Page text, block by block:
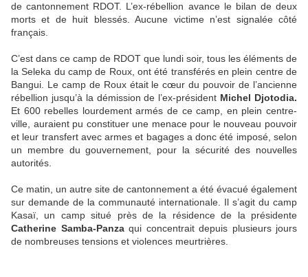
de cantonnement RDOT. L’ex-rébellion avance le bilan de deux
morts et de huit blessés. Aucune victime n’est signalée côté
français.
C’est dans ce camp de RDOT que lundi soir, tous les éléments de
la Seleka du camp de Roux, ont été transférés en plein centre de
Bangui. Le camp de Roux était le cœur du pouvoir de l’ancienne
rébellion jusqu’à la démission de l’ex-président Michel Djotodia.
Et 600 rebelles lourdement armés de ce camp, en plein centre-
ville, auraient pu constituer une menace pour le nouveau pouvoir
et leur transfert avec armes et bagages a donc été imposé, selon
un membre du gouvernement, pour la sécurité des nouvelles
autorités.
Ce matin, un autre site de cantonnement a été évacué également
sur demande de la communauté internationale. Il s’agit du camp
Kasaï, un camp situé près de la résidence de la présidente
Catherine Samba-Panzaqui concentrait depuis plusieurs jours
de nombreuses tensions et violences meurtrières.